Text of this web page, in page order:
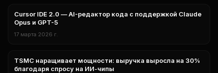
нейросети
Cursor IDE 2.0 — AI-редактор кода с поддержкой Claude
Opus и GPT-5
17 марта 2026 г.
Технологии
TSMC наращивает мощности: выручка выросла на 30%
благодаря спросу на ИИ-чипы